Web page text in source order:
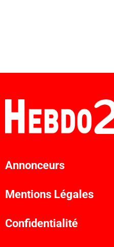
Annonceurs
Mentions Légales
Confidentialité